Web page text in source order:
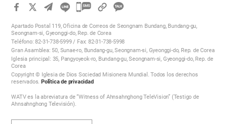
카
오
톡
공
하
Apartado Postal 119, Oficina de Correos de Seongnam Bundang, Bundang-gu,
Seongnam-si, Gyeonggi-do, Rep. de Corea
Teléfono: 82-31-738-5999 / Fax: 82-31-738-5998
Gran Asamblea: 50, Sunae-ro, Bundang-gu, Seongnam-si, Gyeonggi-do, Rep. de Corea
Iglesia principal: 35, Pangyoyeok-ro, Bundang-gu, Seongnam-si, Gyeonggi-do, Rep. de
Corea
Copyright © Iglesia de Dios Sociedad Misionera Mundial. Todos los derechos
reservados.Política de privacidad
WATV es la abreviatura de “Witness of Ahnsahnghong TeleVision” (Testigo de
Ahnsahnghong Televisión).